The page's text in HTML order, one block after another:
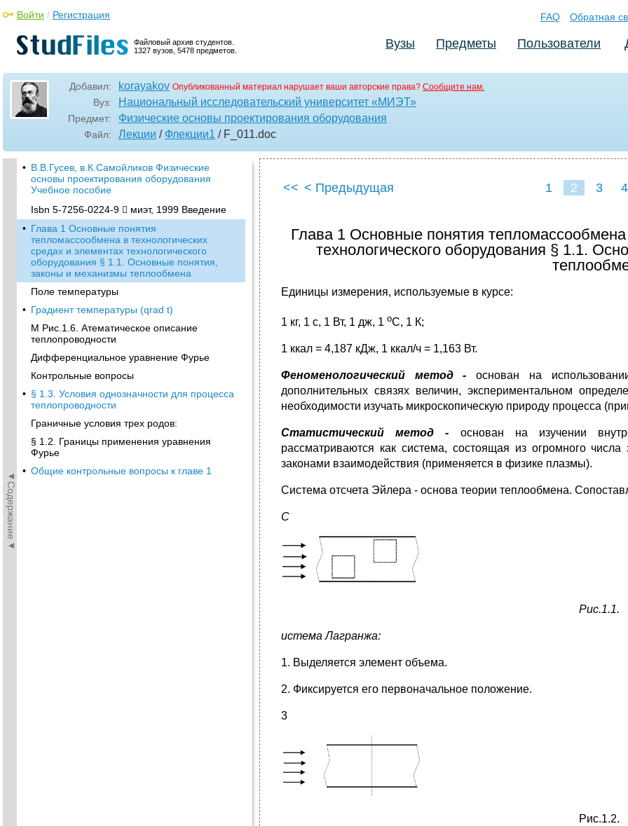
Файловый архив студентов.
1327 вузов, 5478 предметов.
Войти / Регистрация FAQ Обратная
Вузы Предметы Пользователи
Добавил: korayakov Опубликованный материал нарушает ваши авторские права? Сообщите нам.
Вуз: Национальный исследовательский университет «МИЭТ»
Предмет: Физические основы проектирования оборудования
Файл: Лекции / Флекции1 / F_011.doc
◄Содержание◄
• В.В.Гусев, в.К.Самойликов Физические
основы проектирования оборудования
Учебное пособие
Isbn 5-7256-0224-9  миэт, 1999 Введение
• Глава 1 Основные понятия
тепломассообмена в технологических
средах и элементах технологического
оборудования § 1.1. Основные понятия,
законы и механизмы теплообмена
Поле температуры
• Градиент температуры (qrad t)
М Рис.1.6. Атематическое описание
теплопроводности
Дифференциальное уравнение Фурье
Контрольные вопросы
• § 1.3. Условия однозначности для процесса
теплопроводности
Граничные условия трех родов:
§ 1.2. Границы применения уравнения
Фурье
• Общие контрольные вопросы к главе 1
<< < Предыдущая 1 2 3 4
Глава 1 Основные понятия
технологического оборудования § 1.1.
Единицы измерения, используемые в курсе:
1 кг, 1 с, 1 Вт, 1 дж, 1 oС, 1 К;
1 ккал = 4,187 кДж, 1 ккал/ч = 1,163 Вт.
Феноменологический метод - основан на
дополнительных связях величин, экспериментальном
необходимости изучать микроскопическую природу процесса
Статиcтический метод - основан на изучении
рассматриваются как система, состоящая из огромного
законами взаимодействия (применяется в физике плазмы).
Система отсчета Эйлера - основа теории теплообмена.
С
Рис.1.1.
истема Лагранжа:
1. Выделяется элемент объема.
2. Фиксируется его первоначальное положение.
3
Рис.1.2.